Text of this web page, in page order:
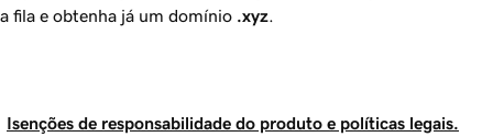
a fila e obtenha já um domínio .xyz.
Isenções de responsabilidade do produto e políticas legais.